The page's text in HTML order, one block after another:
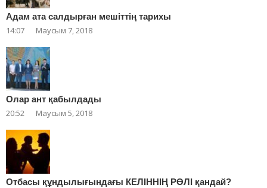
Адам ата салдырған мешіттің тарихы
14:07 Маусым 7, 2018
Олар ант қабылдады
20:52 Маусым 5, 2018
Отбасы құндылығындағы КЕЛІННІҢ РӨЛІ қандай?